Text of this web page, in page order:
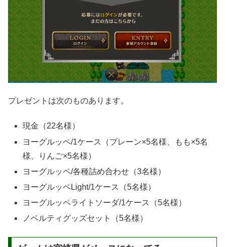
プレゼントは次のものあります。
現金（22名様）
ヨーグルッペ/1ケース（プレーン×5名様、もも×5名
様、りんご×5名様）
ヨーグルッペ/各種詰め合わせ（3名様）
ヨーグルッペLight/1ケース（5名様）
ヨーグルッペライトソーダ/1ケース（5名様）
ノベルティグッズセット（5名様）